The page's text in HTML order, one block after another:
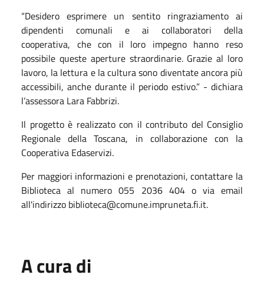
“Desidero esprimere un sentito ringraziamento ai
dipendenti comunali e ai collaboratori della
cooperativa, che con il loro impegno hanno reso
possibile queste aperture straordinarie. Grazie al loro
lavoro, la lettura e la cultura sono diventate ancora più
accessibili, anche durante il periodo estivo.” - dichiara
l’assessora Lara Fabbrizi.
Il progetto è realizzato con il contributo del Consiglio
Regionale della Toscana, in collaborazione con la
Cooperativa Edaservizi.
Per maggiori informazioni e prenotazioni, contattare la
Biblioteca al numero 055 2036 404 o via email
all'indirizzo biblioteca@comune.impruneta.fi.it.
A cura di